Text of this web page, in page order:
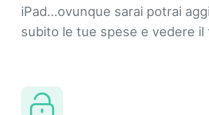
iPad...ovunque sarai potrai
subito le tue spese e vedere il